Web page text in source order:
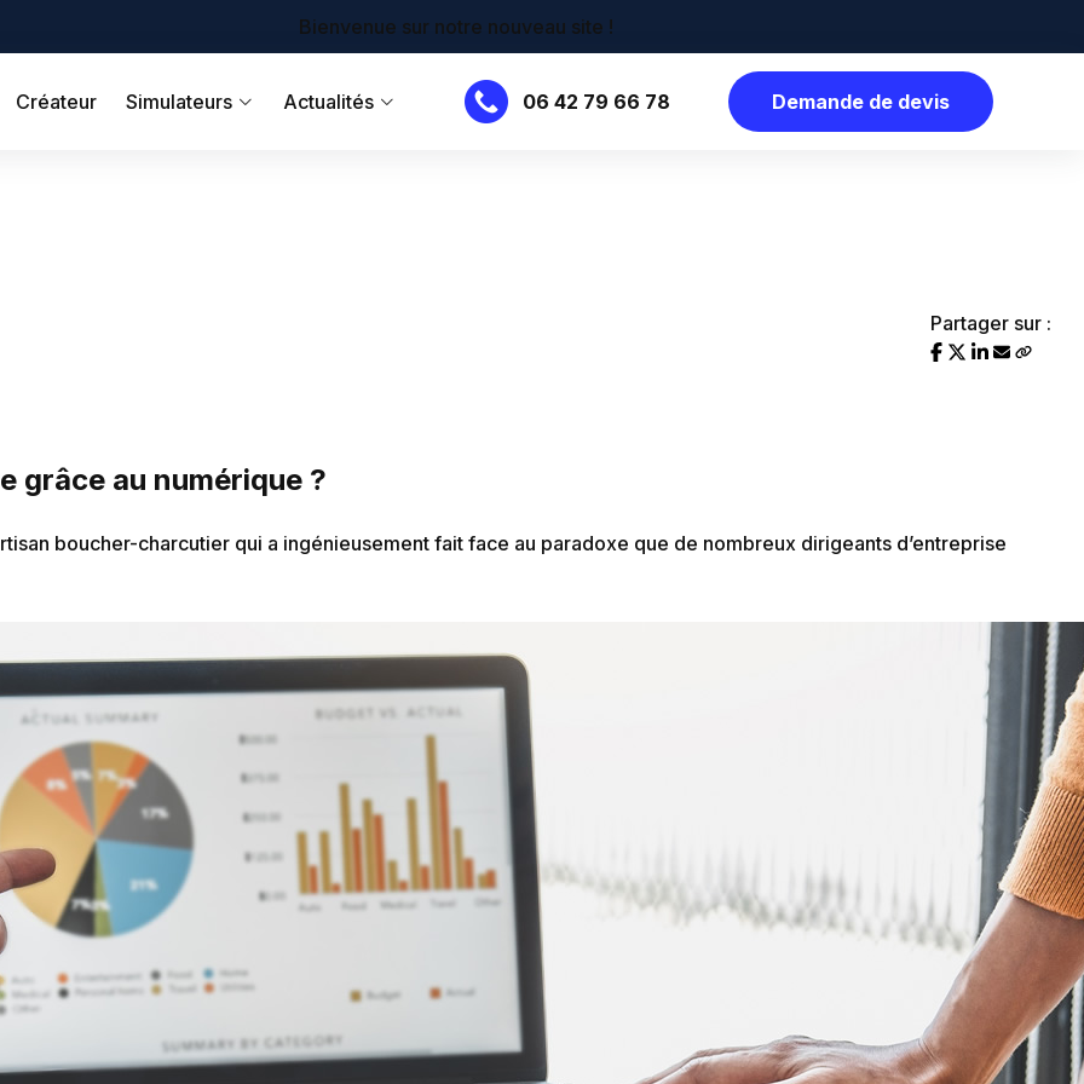
Bienvenue sur notre nouveau site !
Créateur Simulateurs Actualités 06 42 79 66 78 Demande de devis
Partager sur :
grâce au numérique ?
boucher-charcutier qui a ingénieusement fait face au paradoxe que de nombreux dirigeants d’entreprise